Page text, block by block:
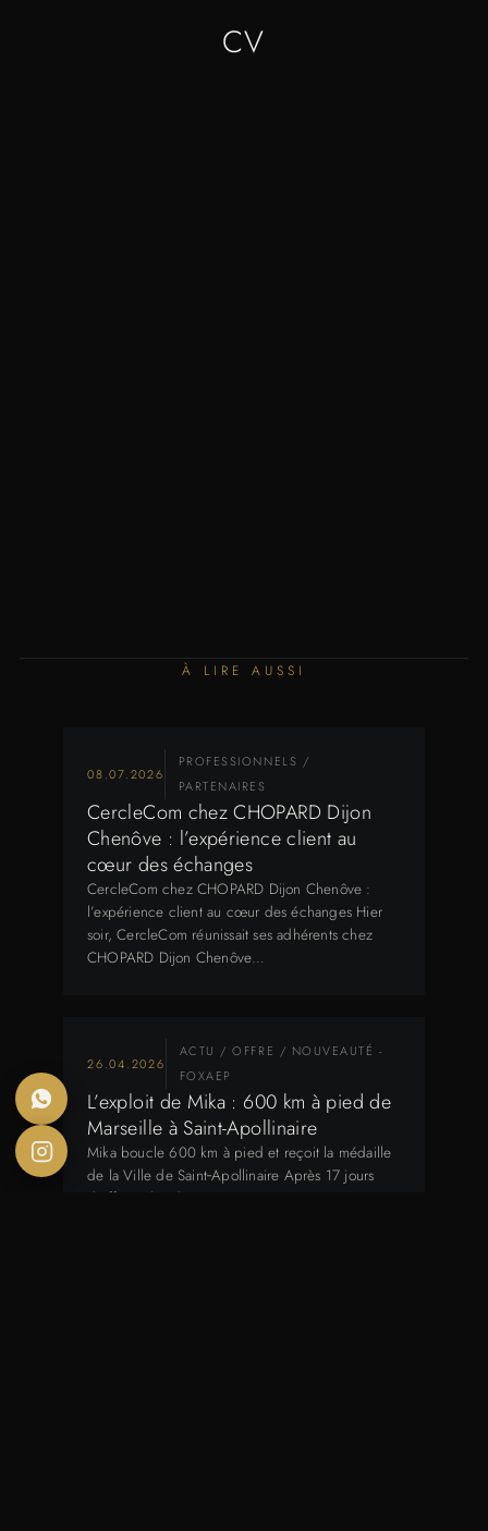
CV
À LIRE AUSSI
08.07.2026
PROFESSIONNELS /
PARTENAIRES
CercleCom chez CHOPARD Dijon
Chenôve : l’expérience client au
cœur des échanges
CercleCom chez CHOPARD Dijon Chenôve :
l’expérience client au cœur des échanges Hier
soir, CercleCom réunissait ses adhérents chez
CHOPARD Dijon Chenôve…
26.04.2026
ACTU / OFFRE / NOUVEAUTÉ -
FOXAEP
L’exploit de Mika : 600 km à pied de
Marseille à Saint-Apollinaire
Mika boucle 600 km à pied et reçoit la médaille
de la Ville de Saint‑Apollinaire Après 17 jours
d’effort, plus de 600…